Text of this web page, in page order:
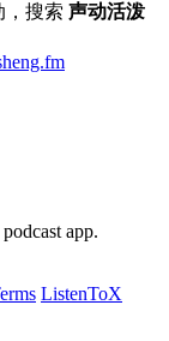
，搜索 声动活泼
app.
ListenToX